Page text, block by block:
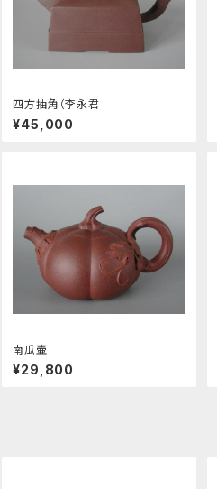
四方抽角（李永君
¥45,000
南瓜壷
¥29,800